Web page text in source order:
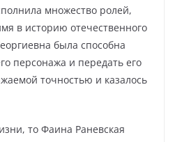
множество ролей,
в историю отечественного
была способна
персонажа и передать его
точностью и казалось
то Фаина Раневская